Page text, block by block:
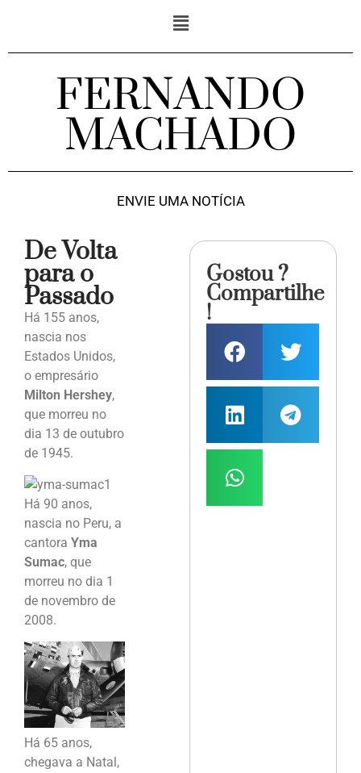
FERNANDO
MACHADO
ENVIE UMA NOTÍCIA
De Volta
para o
Passado
Há 155 anos,
nascia nos
Estados Unidos,
o empresário
Milton Hershey,
que morreu no
dia 13 de outubro
de 1945.
Há 90 anos,
nascia no Peru, a
cantora Yma
Sumac, que
morreu no dia 1
de novembro de
2008.
Há 65 anos,
chegava a Natal,
Gostou ?
Compartilhe
!